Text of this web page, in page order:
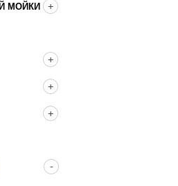
МОЙКИ